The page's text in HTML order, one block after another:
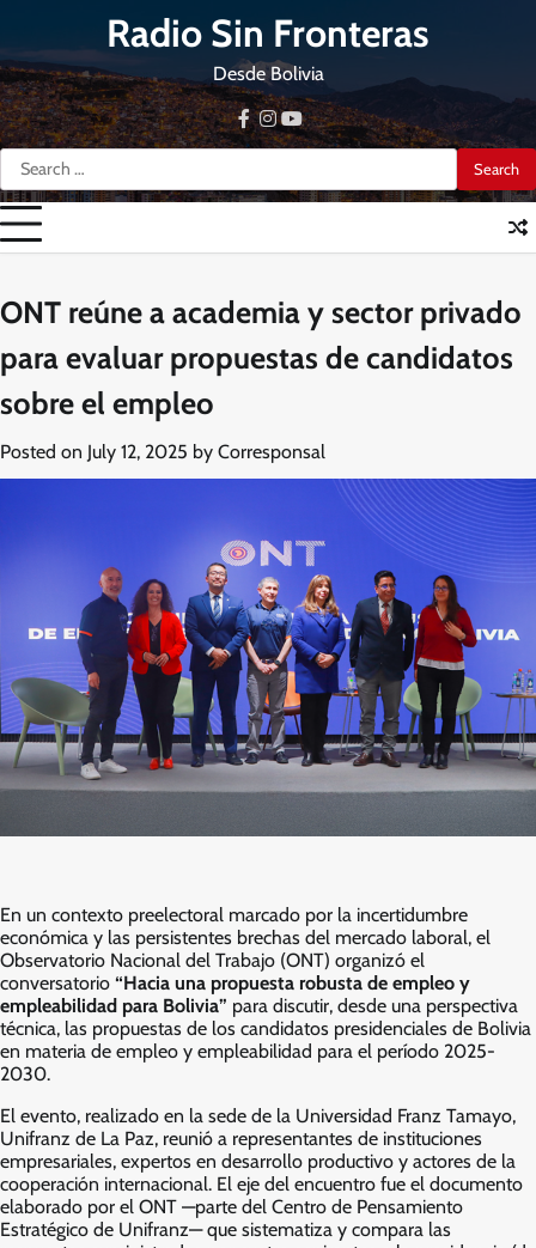
content
Radio Sin Fronteras
Desde Bolivia
Search
for:
facebook
instagram
youtube
ONT reúne a academia y sector privado
para evaluar propuestas de candidatos
sobre el empleo
Posted on July 12, 2025 by Corresponsal
En un contexto preelectoral marcado por la incertidumbre
económica y las persistentes brechas del mercado laboral, el
Observatorio Nacional del Trabajo (ONT) organizó el
conversatorio “Hacia una propuesta robusta de empleo y
empleabilidad para Bolivia” para discutir, desde una perspectiva
técnica, las propuestas de los candidatos presidenciales de Bolivia
en materia de empleo y empleabilidad para el período 2025-
2030.
El evento, realizado en la sede de la Universidad Franz Tamayo,
Unifranz de La Paz, reunió a representantes de instituciones
empresariales, expertos en desarrollo productivo y actores de la
cooperación internacional. El eje del encuentro fue el documento
elaborado por el ONT —parte del Centro de Pensamiento
Estratégico de Unifranz— que sistematiza y compara las